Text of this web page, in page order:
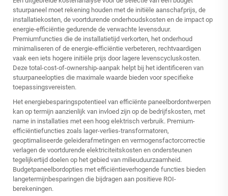
stuurpaneel moet rekening houden met de initiële aanschafprijs, de
installatiekosten, de voortdurende onderhoudskosten en de impact op
energie-efficiëntie gedurende de verwachte levensduur.
Premiumfuncties die de installatietijd verkorten, het onderhoud
minimaliseren of de energie-efficiëntie verbeteren, rechtvaardigen
vaak een iets hogere initiële prijs door lagere levenscycluskosten.
Deze total-cost-of-ownership-aanpak helpt bij het identificeren van
stuurpaneelopties die maximale waarde bieden voor specifieke
toepassingsvereisten.
Het energiebesparingspotentieel van efficiënte paneelbordontwerpen
kan op termijn aanzienlijk van invloed zijn op de bedrijfskosten, met
name in installaties met een hoog elektrisch verbruik. Premium-
efficiëntiefuncties zoals lager-verlies-transformatoren,
geoptimaliseerde geleiderafmetingen en vermogensfactorcorrectie
verlagen de voortdurende elektriciteitskosten en ondersteunen
tegelijkertijd doelen op het gebied van milieuduurzaamheid.
Budgetpaneelbordopties met efficiëntieverhogende functies bieden
langetermijnbesparingen die bijdragen aan positieve ROI-
berekeningen.